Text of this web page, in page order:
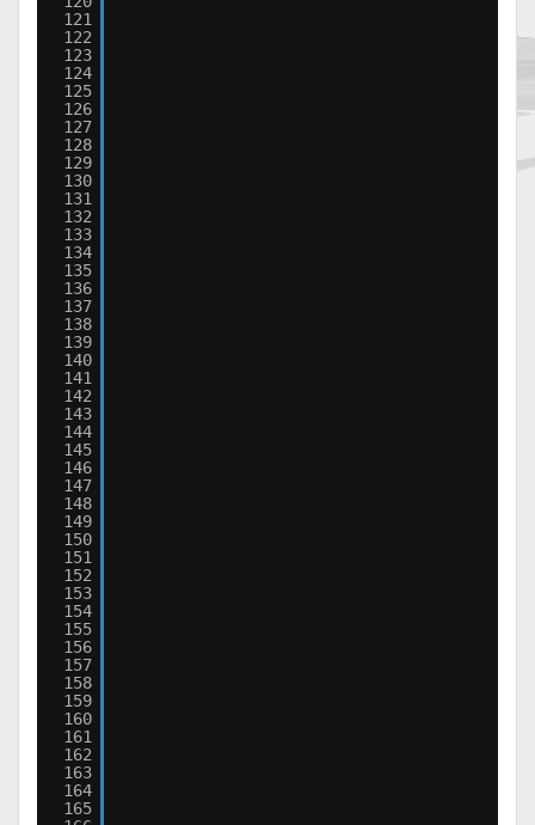
121
122
123
124
125
126
127
128
129
130
131
132
133
134
135
136
137
138
139
140
141
142
143
144
145
146
147
148
149
150
151
152
153
154
155
156
157
158
159
160
161
162
163
164
165